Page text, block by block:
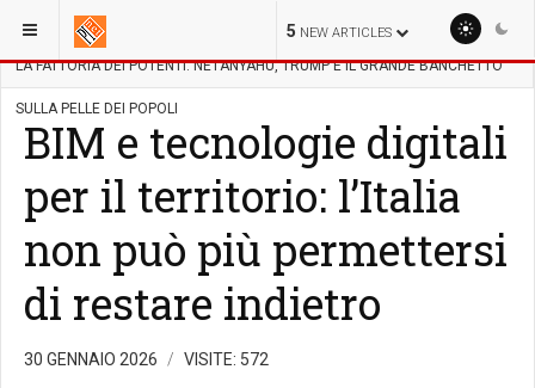
5 NEW ARTICLES
SEI QUI:
LA FATTORIA DEI POTENTI: NETANYAHU, TRUMP E IL GRANDE BANCHETTO
SULLA PELLE DEI POPOLI
BIM e tecnologie digitali
per il territorio: l’Italia
non può più permettersi
di restare indietro
30 GENNAIO 2026 VISITE: 572